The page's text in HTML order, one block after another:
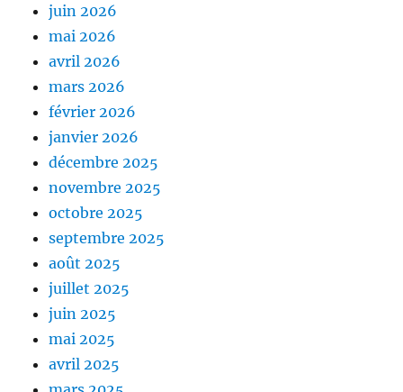
juin 2026
mai 2026
avril 2026
mars 2026
février 2026
janvier 2026
décembre 2025
novembre 2025
octobre 2025
septembre 2025
août 2025
juillet 2025
juin 2025
mai 2025
avril 2025